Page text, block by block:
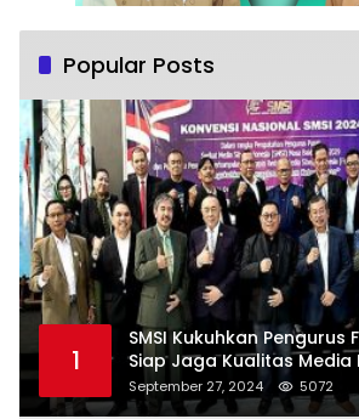
Popular Posts
1
SMSI Kukuhkan Pengurus
Siap Jaga Kualitas Media
Indonesia
September 27, 2024 5072